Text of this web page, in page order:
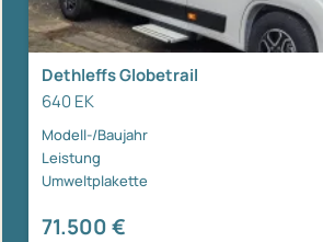
Dethleffs Globetrail
640 EK
Modell-/Baujahr
Leistung
Umweltplakette
71.500 €